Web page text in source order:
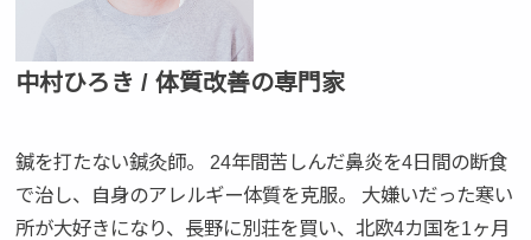
中村ひろき / 体質改善の専門家
鍼を打たない鍼灸師。 24年間苦しんだ鼻炎を4日間の断食
で治し、自身のアレルギー体質を克服。 大嫌いだった寒い
所が大好きになり、長野に別荘を買い、北欧4カ国を1ヶ月